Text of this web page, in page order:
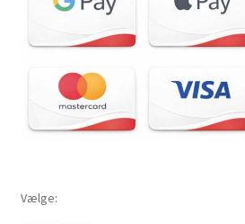
27×10-14″
27×12-14″
Vælge: